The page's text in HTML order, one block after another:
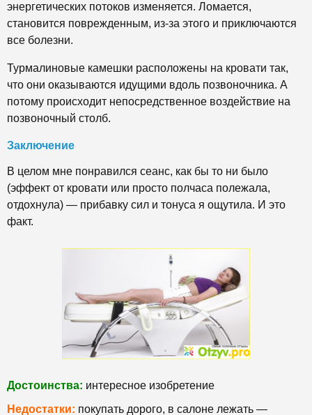
энергетических потоков изменяется. Ломается,
становится поврежденным, из-за этого и приключаются
все болезни.
Турмалиновые камешки расположены на кровати так,
что они оказываются идущими вдоль позвоночника. А
потому происходит непосредственное воздействие на
позвоночный столб.
Заключение
В целом мне понравился сеанс, как бы то ни было
(эффект от кровати или просто полчаса полежала,
отдохнула) — прибавку сил и тонуса я ощутила. И это
факт.
Достоинства: интересное изобретение
Недостатки: покупать дорого, в салоне лежать —